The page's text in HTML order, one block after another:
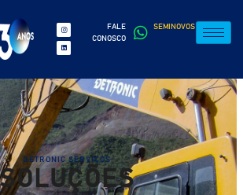
FALE
CONOSCO
SEMINOVOS
DETRONIC SERVIÇOS
SOLUÇÕES